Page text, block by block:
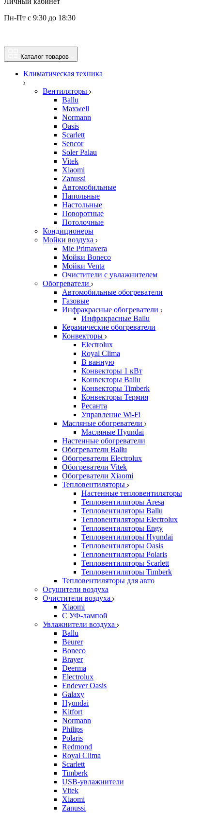
Пн-Пт с 9:30 до 18:30
Каталог товаров
Климатическая техника
Вентиляторы
Ballu
Maxwell
Normann
Oasis
Scarlett
Sencor
Soler Palau
Vitek
Xiaomi
Zanussi
Автомобильные
Напольные
Настольные
Поворотные
Потолочные
Кондиционеры
Мойки воздуха
Mie Primavera
Мойки Boneco
Мойки Venta
Очистители с увлажнителем
Обогреватели
Автомобильные обогреватели
Газовые
Инфракрасные обогреватели
Инфракрасные Ballu
Керамические обогреватели
Конвекторы
Electrolux
Royal Clima
В ванную
Конвекторы 1 кВт
Конвекторы Ballu
Конвекторы Timberk
Конвекторы Термия
Ресанта
Управление Wi-Fi
Масляные обогреватели
Масляные Hyundai
Настенные обогреватели
Обогреватели Ballu
Обогреватели Electrolux
Обогреватели Vitek
Обогреватели Xiaomi
Тепловентиляторы
Настенные тепловентиляторы
Тепловентиляторы Aresa
Тепловентиляторы Ballu
Тепловентиляторы Electrolux
Тепловентиляторы Engy
Тепловентиляторы Hyundai
Тепловентиляторы Oasis
Тепловентиляторы Polaris
Тепловентиляторы Scarlett
Тепловентиляторы Timberk
Тепловентиляторы для авто
Осушители воздуха
Очистители воздуха
Xiaomi
С УФ-лампой
Увлажнители воздуха
Ballu
Beurer
Boneco
Brayer
Deerma
Electrolux
Endever Oasis
Galaxy
Hyundai
Kitfort
Normann
Philips
Polaris
Redmond
Royal Clima
Scarlett
Timberk
USB-увлажнители
Vitek
Xiaomi
Zanussi